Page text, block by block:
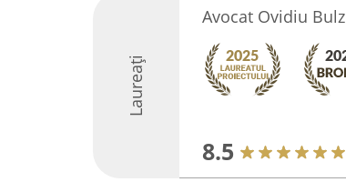
Laureați
Avocat Ovidiu Bulz
8.5